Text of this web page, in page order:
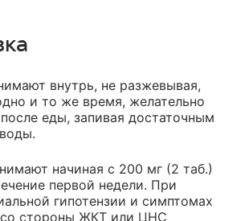
внутрь, не разжевывая,
и то же время, желательно
еды, запивая достаточным
начиная с 200 мг (2 таб.)
первой недели. При
гипотензии и симптомах
стороны ЖКТ или ЦНС